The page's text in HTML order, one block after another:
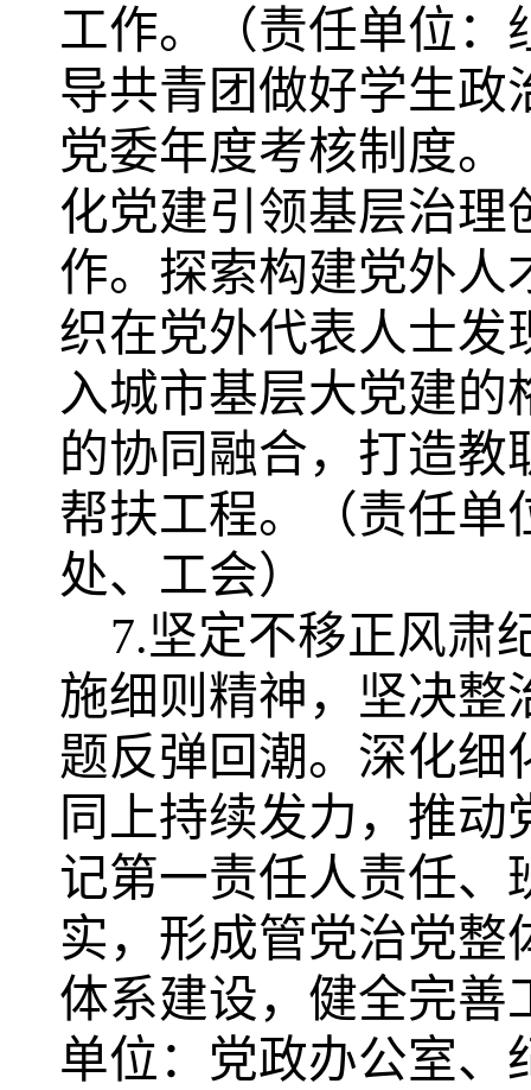
工作。（责任单位：
导共青团做好学生政
党委年度考核制度。
化党建引领基层治理
作。探索构建党外人
织在党外代表人士发
入城市基层大党建
的协同融合，打造教
帮扶工程。
（责任
处、工会）
7.坚定不移正风肃
施细则精神，坚决整
题反弹回潮。深化细
同上持续发力，推
记第一责任人责任、
实，形成管党治党整
体系建设，健全完善
单位：党政办公室、